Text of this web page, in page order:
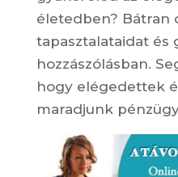
életedben? Bátran
tapasztalataidat és
hozzászólásban.
hogy elégedettek
maradjunk